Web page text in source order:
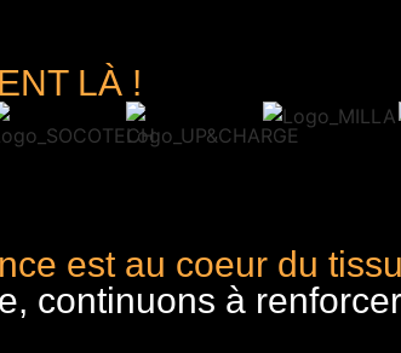
LÀ !
est au coeur du
continuons à